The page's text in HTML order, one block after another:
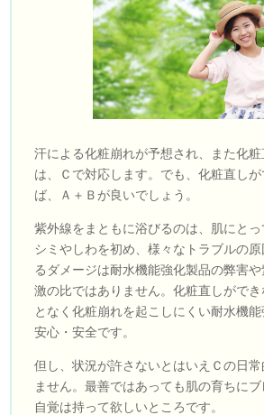
汗による化粧崩れが予想され、また化
は、Ｃで対応します。でも、化粧直し
ば、Ａ＋Ｂが良いでしょう。
紫外線をまともに浴びるのは、肌にとっ
シミやしわを初め、様々なトラブルの
るダメージは耐水機能強化製品の弊害
激の比ではありません。化粧直しができ
となく化粧崩れを起こしにくい耐水機
安心・安全です。
但し、状況が許さないとはいえＣの日
ません。最善ではあっても肌の育ちに
自覚は持って欲しいところです。